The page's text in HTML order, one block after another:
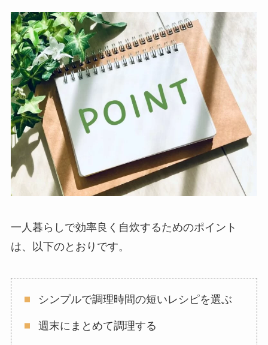
一人暮らしで効率良く自炊するためのポイント
は、以下のとおりです。
シンプルで調理時間の短いレシピを選ぶ
週末にまとめて調理する